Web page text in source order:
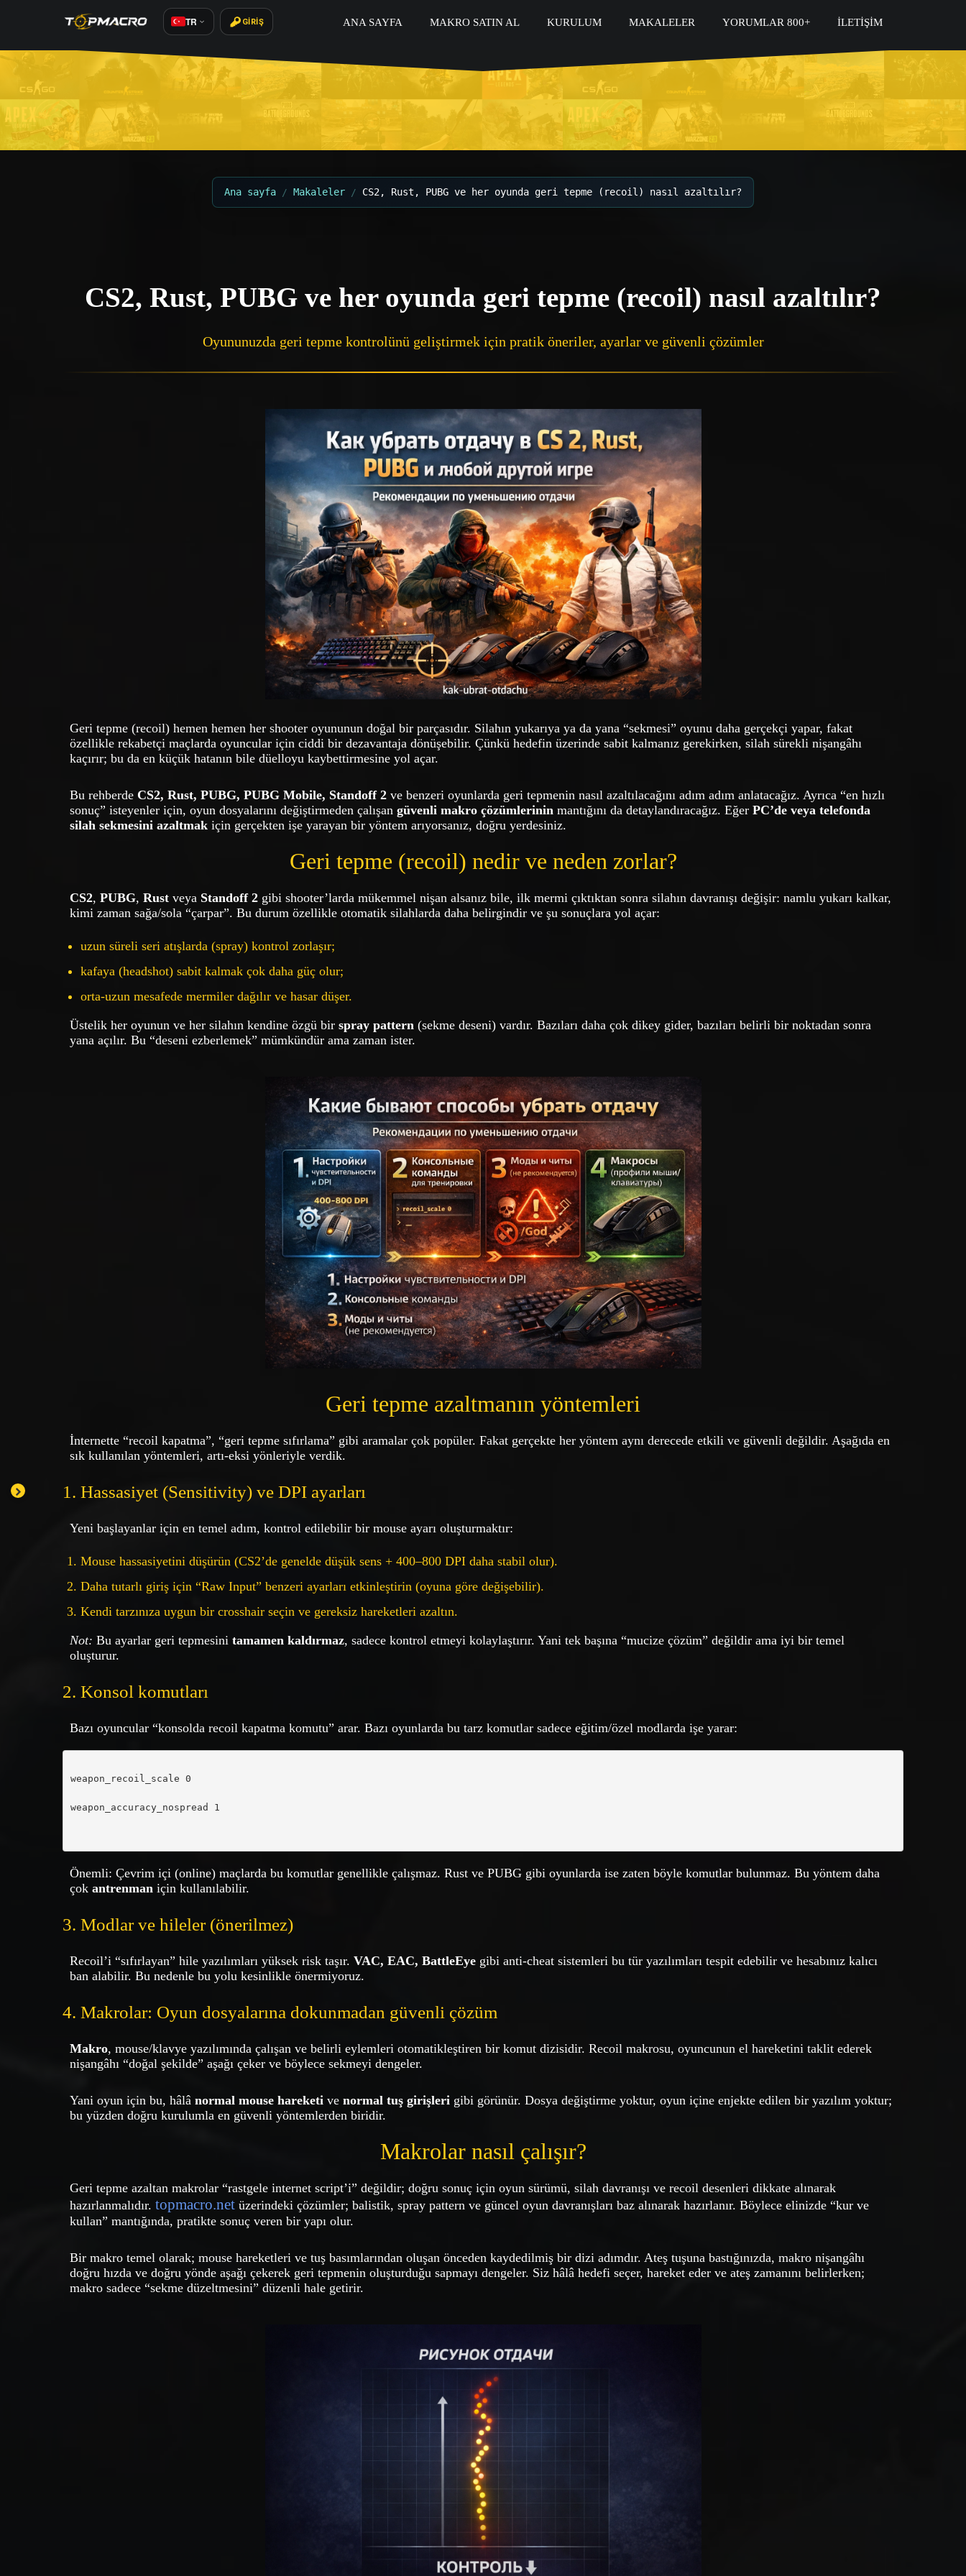
TR GIRIŞ ANA SAYFA MAKRO SATIN AL KURULUM MAKALELER YORUMLAR 800+ İLETIŞIM
Ana sayfa Makaleler CS2, Rust, PUBG ve her oyunda geri tepme (recoil) nasıl azaltılır?
CS2, Rust, PUBG ve her oyunda geri tepme (recoil) nasıl azaltılır?
Oyununuzda geri tepme kontrolünü geliştirmek için pratik öneriler, ayarlar ve güvenli çözümler
Geri tepme (recoil) hemen hemen her shooter oyununun doğal bir parçasıdır. Silahın yukarıya ya da yana “sekmesi” oyunu daha gerçekçi yapar, fakat
özellikle rekabetçi maçlarda oyuncular için ciddi bir dezavantaja dönüşebilir. Çünkü hedefin üzerinde sabit kalmanız gerekirken, silah sürekli nişangâhı
kaçırır; bu da en küçük hatanın bile düelloyu kaybettirmesine yol açar.
Bu rehberde CS2, Rust, PUBG, PUBG Mobile, Standoff 2 ve benzeri oyunlarda geri tepmenin nasıl azaltılacağını adım adım anlatacağız. Ayrıca “en hızlı
sonuç” isteyenler için, oyun dosyalarını değiştirmeden çalışan güvenli makro çözümlerinin mantığını da detaylandıracağız. Eğer PC’de veya telefonda
silah sekmesini azaltmak için gerçekten işe yarayan bir yöntem arıyorsanız, doğru yerdesiniz.
Geri tepme (recoil) nedir ve neden zorlar?
CS2, PUBG, Rust veya Standoff 2 gibi shooter’larda mükemmel nişan alsanız bile, ilk mermi çıktıktan sonra silahın davranışı değişir: namlu yukarı kalkar,
kimi zaman sağa/sola “çarpar”. Bu durum özellikle otomatik silahlarda daha belirgindir ve şu sonuçlara yol açar:
uzun süreli seri atışlarda (spray) kontrol zorlaşır;
kafaya (headshot) sabit kalmak çok daha güç olur;
orta-uzun mesafede mermiler dağılır ve hasar düşer.
Üstelik her oyunun ve her silahın kendine özgü bir spray pattern (sekme deseni) vardır. Bazıları daha çok dikey gider, bazıları belirli bir noktadan sonra
yana açılır. Bu “deseni ezberlemek” mümkündür ama zaman ister.
Geri tepme azaltmanın yöntemleri
İnternette “recoil kapatma”, “geri tepme sıfırlama” gibi aramalar çok popüler. Fakat gerçekte her yöntem aynı derecede etkili ve güvenli değildir. Aşağıda en
sık kullanılan yöntemleri, artı-eksi yönleriyle verdik.
1. Hassasiyet (Sensitivity) ve DPI ayarları
Yeni başlayanlar için en temel adım, kontrol edilebilir bir mouse ayarı oluşturmaktır:
Mouse hassasiyetini düşürün (CS2’de genelde düşük sens + 400–800 DPI daha stabil olur).
Daha tutarlı giriş için “Raw Input” benzeri ayarları etkinleştirin (oyuna göre değişebilir).
Kendi tarzınıza uygun bir crosshair seçin ve gereksiz hareketleri azaltın.
Not: Bu ayarlar geri tepmesini tamamen kaldırmaz, sadece kontrol etmeyi kolaylaştırır. Yani tek başına “mucize çözüm” değildir ama iyi bir temel
oluşturur.
2. Konsol komutları
Bazı oyuncular “konsolda recoil kapatma komutu” arar. Bazı oyunlarda bu tarz komutlar sadece eğitim/özel modlarda işe yarar:
weapon_recoil_scale 0
weapon_accuracy_nospread 1
Önemli: Çevrim içi (online) maçlarda bu komutlar genellikle çalışmaz. Rust ve PUBG gibi oyunlarda ise zaten böyle komutlar bulunmaz. Bu yöntem daha
çok antrenman için kullanılabilir.
3. Modlar ve hileler (önerilmez)
Recoil’i “sıfırlayan” hile yazılımları yüksek risk taşır. VAC, EAC, BattleEye gibi anti-cheat sistemleri bu tür yazılımları tespit edebilir ve hesabınız kalıcı
ban alabilir. Bu nedenle bu yolu kesinlikle önermiyoruz.
4. Makrolar: Oyun dosyalarına dokunmadan güvenli çözüm
Makro, mouse/klavye yazılımında çalışan ve belirli eylemleri otomatikleştiren bir komut dizisidir. Recoil makrosu, oyuncunun el hareketini taklit ederek
nişangâhı “doğal şekilde” aşağı çeker ve böylece sekmeyi dengeler.
Yani oyun için bu, hâlâ normal mouse hareketi ve normal tuş girişleri gibi görünür. Dosya değiştirme yoktur, oyun içine enjekte edilen bir yazılım yoktur;
bu yüzden doğru kurulumla en güvenli yöntemlerden biridir.
Makrolar nasıl çalışır?
Geri tepme azaltan makrolar “rastgele internet script’i” değildir; doğru sonuç için oyun sürümü, silah davranışı ve recoil desenleri dikkate alınarak
hazırlanmalıdır. topmacro.net üzerindeki çözümler; balistik, spray pattern ve güncel oyun davranışları baz alınarak hazırlanır. Böylece elinizde “kur ve
kullan” mantığında, pratikte sonuç veren bir yapı olur.
Bir makro temel olarak; mouse hareketleri ve tuş basımlarından oluşan önceden kaydedilmiş bir dizi adımdır. Ateş tuşuna bastığınızda, makro nişangâhı
doğru hızda ve doğru yönde aşağı çekerek geri tepmenin oluşturduğu sapmayı dengeler. Siz hâlâ hedefi seçer, hareket eder ve ateş zamanını belirlerken;
makro sadece “sekme düzeltmesini” düzenli hale getirir.